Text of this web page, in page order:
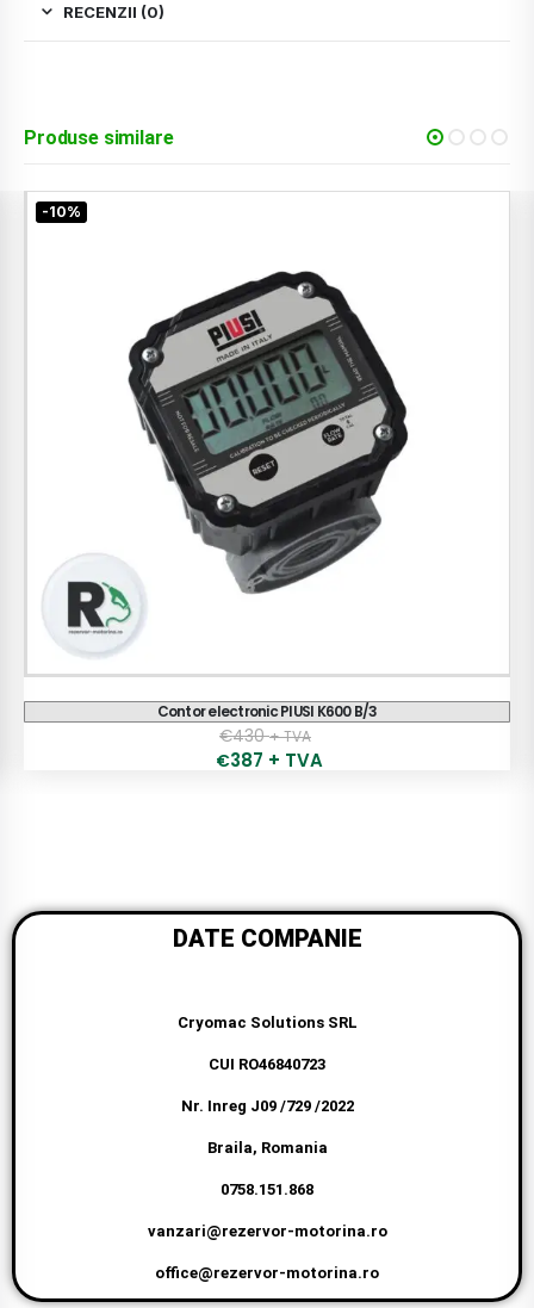
RECENZII (0)
Produse similare
-12%
Piusi Pitstop DC
€1,499 + TVA
€1,319 + TVA
DATE COMPANIE
Cryomac Solutions SRL
CUI RO46840723
Nr. Inreg J09 /729 /2022
Braila, Romania
0758.151.868
vanzari@rezervor-motorina.ro
office@rezervor-motorina.ro